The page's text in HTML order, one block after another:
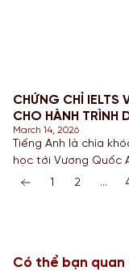
CHỨNG CHỈ IELTS
CHO HÀNH TRÌNH
March 14, 2026
Tiếng Anh là chìa
học tới Vương Quốc
giá năng lực ngôn
viên băn khoăn khi
gia UniStar sẽ phân
1 2 …
Có thể bạn quan